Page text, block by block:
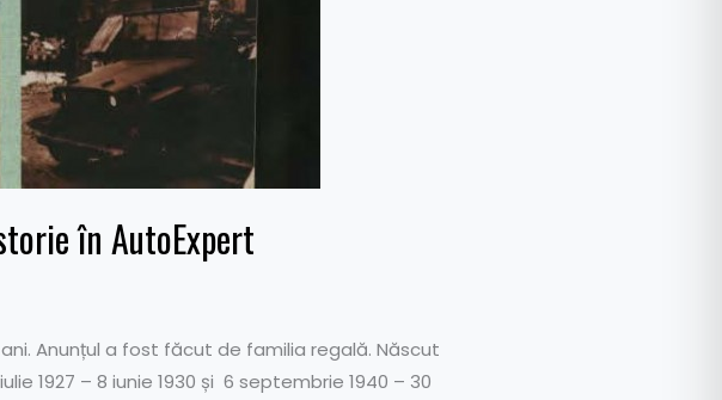
în AutoExpert
Anunțul a fost făcut de familia regală. Născut
1927 – 8 iunie 1930 și 6 septembrie 1940 – 30